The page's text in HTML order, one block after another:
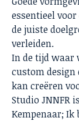
essentieel
de juiste
verleiden.
In de tijd waar
custom
kan creëren
Studio JNNFR
Kempenaar; Ik